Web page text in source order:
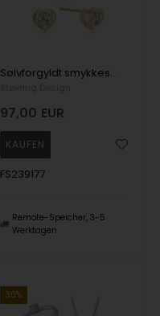
Sølvforgyldt smykkesæt, von Støvring Design
97,00 EUR
FS239177
Remote-Speicher, 3-5
Werktagen
30%